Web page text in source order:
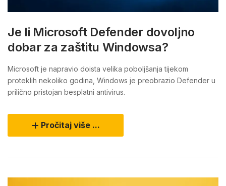
Je li Microsoft Defender dovoljno
dobar za zaštitu Windowsa?
Microsoft je napravio doista velika poboljšanja tijekom
proteklih nekoliko godina, Windows je preobrazio Defender u
prilično pristojan besplatni antivirus.
Pročitaj više ...